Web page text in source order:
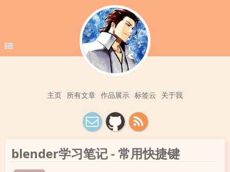
主页 所有文章 作品展示 标签云 关于我
blender学习笔记 - 常用快捷键